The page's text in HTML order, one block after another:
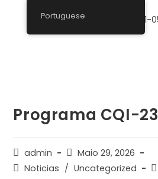
Programa CQI-23
admin
Maio 29, 2026
Noticias / Uncategorized
Portuguese